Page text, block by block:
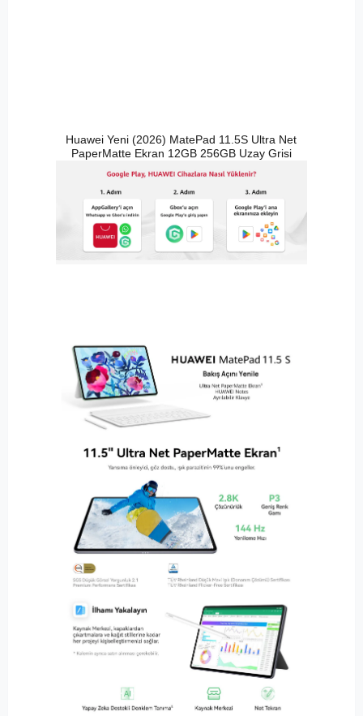
Huawei Yeni (2026) MatePad 11.5S Ultra Net
PaperMatte Ekran 12GB 256GB Uzay Grisi